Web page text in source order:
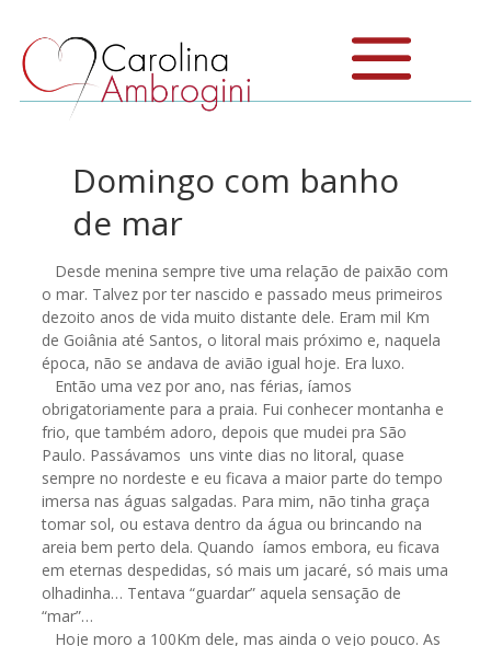
Domingo com banho
de mar
Desde menina sempre tive uma relação de paixão com
o mar. Talvez por ter nascido e passado meus primeiros
dezoito anos de vida muito distante dele. Eram mil Km
de Goiânia até Santos, o litoral mais próximo e, naquela
época, não se andava de avião igual hoje. Era luxo.
Então uma vez por ano, nas férias, íamos
obrigatoriamente para a praia. Fui conhecer montanha e
frio, que também adoro, depois que mudei pra São
Paulo. Passávamos uns vinte dias no litoral, quase
sempre no nordeste e eu ficava a maior parte do tempo
imersa nas águas salgadas. Para mim, não tinha graça
tomar sol, ou estava dentro da água ou brincando na
areia bem perto dela. Quando íamos embora, eu ficava
em eternas despedidas, só mais um jacaré, só mais uma
olhadinha… Tentava “guardar” aquela sensação de
“mar”…
Hoje moro a 100Km dele, mas ainda o vejo pouco. As